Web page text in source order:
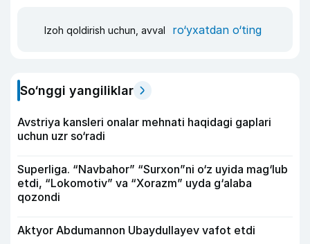
Izoh qoldirish uchun, avval ro‘yxatdan o‘ting
So‘nggi yangiliklar
Avstriya kansleri onalar mehnati haqidagi gaplari
uchun uzr so‘radi
Superliga. “Navbahor” “Surxon”ni o‘z uyida mag‘lub
etdi, “Lokomotiv” va “Xorazm” uyda g‘alaba
qozondi
Aktyor Abdu­mannon Ubaydullayev vafot etdi